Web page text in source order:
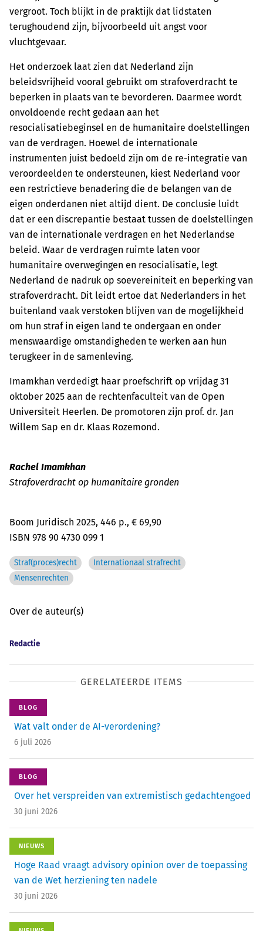
vergroot. Toch blijkt in de praktijk dat lidstaten
terughoudend zijn, bijvoorbeeld uit angst voor
vluchtgevaar.
Het onderzoek laat zien dat Nederland zijn
beleidsvrijheid vooral gebruikt om strafoverdracht te
beperken in plaats van te bevorderen. Daarmee wordt
onvoldoende recht gedaan aan het
resocialisatiebeginsel en de humanitaire doelstellingen
van de verdragen. Hoewel de internationale
instrumenten juist bedoeld zijn om de re-integratie van
veroordeelden te ondersteunen, kiest Nederland voor
een restrictieve benadering die de belangen van de
eigen onderdanen niet altijd dient. De conclusie luidt
dat er een discrepantie bestaat tussen de doelstellingen
van de internationale verdragen en het Nederlandse
beleid. Waar de verdragen ruimte laten voor
humanitaire overwegingen en resocialisatie, legt
Nederland de nadruk op soevereiniteit en beperking van
strafoverdracht. Dit leidt ertoe dat Nederlanders in het
buitenland vaak verstoken blijven van de mogelijkheid
om hun straf in eigen land te ondergaan en onder
menswaardige om­­standigheden te werken aan hun
terugkeer in de samenleving.
Imamkhan verdedigt haar proefschrift op vrijdag 31
oktober 2025 aan de rechtenfaculteit van de Open
Universiteit Heerlen. De promotoren zijn prof. dr. Jan
Willem Sap en dr. Klaas Rozemond.
Rachel Imamkhan
Strafoverdracht op humanitaire gronden
Boom Juridisch 2025, 446 p., € 69,90
ISBN 978 90 4730 099 1
Straf(proces)recht
Internationaal strafrecht
Mensenrechten
Over de auteur(s)
Redactie
GERELATEERDE ITEMS
BLOG
Wat valt onder de AI-verordening?
6 juli 2026
BLOG
Over het verspreiden van extremistisch gedachtengoed
30 juni 2026
NIEUWS
Hoge Raad vraagt advisory opinion over de toepassing
van de Wet herziening ten nadele
30 juni 2026